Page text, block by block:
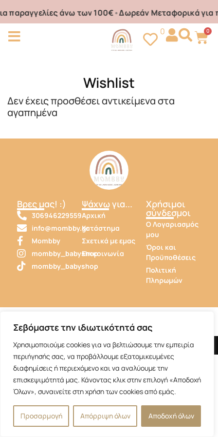
Σεβόμαστε την ιδιωτικότητά σας
Χρησιμοποιούμε cookies για να βελτιώσουμε την εμπειρία
περιήγησής σας, να προβάλλουμε εξατομικευμένες
διαφημίσεις ή περιεχόμενο και να αναλύουμε την
επισκεψιμότητά μας. Κάνοντας κλικ στην επιλογή «Αποδοχή
Όλων», συναινείτε στη χρήση των cookies από εμάς.
Προσαρμογή Απόρριψη όλων Αποδοχή όλων
παραγγελίες άνω των 100€•Δωρεάν Μεταφορικά για
0
0
Wishlist
Δεν έχεις προσθέσει αντικείμενα στα
αγαπημένα
Βρες μας! :)
306946229559
info@mombby.gr
Mombby
mombby_babyshop
mombby_babyshop
Ψάχνω για...
Αρχική
Κατάστημα
Σχετικά με εμας
Επικοινωνία
Χρήσιμοι
σύνδεσμοι
Ο Λογαριασμός
μου
Όροι και
Προϋποθέσεις
Πολιτική
Πληρωμών
Copyrights Reserved by Mombby 2025. Hosted by NotosWeb